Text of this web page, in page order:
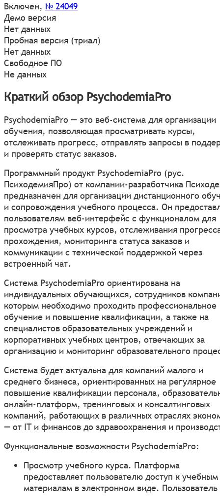
Включен, № 24049
Демо версия
Нет данных
Пробная версия (триал)
Нет данных
Свободное ПО
Не данных
Краткий обзор PsychodemiaPro
PsychodemiaPro — это веб-система для организации
обучения, позволяющая просматривать курсы,
отслеживать прогресс, отправлять запросы в
и проверять статус заказов.
Программный продукт PsychodemiaPro (рус.
ПсиходемияПро) от компании-разработчика
предназначен для организации дистанционного
и сопровождения учебного процесса. Он
пользователям веб-интерфейс с функционалом для
просмотра учебных курсов, отслеживания
прохождения, мониторинга статуса заказов и
коммуникации с технической поддержкой через
встроенный чат.
Система PsychodemiaPro ориентирована на
индивидуальных обучающихся, сотрудников
которым необходимо проходить профессиональное
обучение и повышение квалификации, а также на
специалистов образовательных учреждений и
корпоративных учебных центров, отвечающих за
организацию и мониторинг образовательного
Система будет актуальна для компаний малого и
среднего бизнеса, ориентированных на регулярное
повышение квалификации персонала,
онлайн-платформ, тренинговых и консалтинговых
компаний, работающих в различных отраслях
— от IT и финансов до здравоохранения и
Функциональные возможности PsychodemiaPro:
Просмотр учебного курса. Платформа
предоставляет пользователю доступ к учебным
материалам в электронном виде. Пользователь